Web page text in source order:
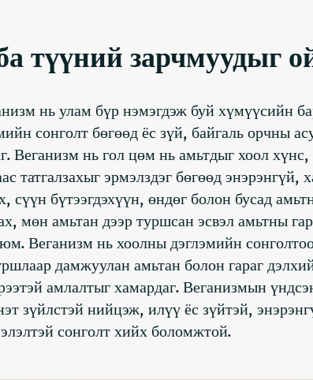
түүний зарчмуудыг
нь улам бүр нэмэгдэж буй хүмүүсийн
сонголт бөгөөд ёс зүй, байгаль орчны
Веганизм нь гол цөм нь амьтдыг хоол
татгалзахыг эрмэлздэг бөгөөд энэрэнгүй,
бүтээгдэхүүн, өндөг болон бусад
мөн амьтан дээр туршсан эсвэл амьтны
Веганизм нь хоолны дэглэмийн
дамжуулан амьтан болон гараг
амлалтыг хамардаг. Веганизмын
зүйлстэй нийцэж, илүү ёс зүйтэй,
сонголт хийх боломжтой.